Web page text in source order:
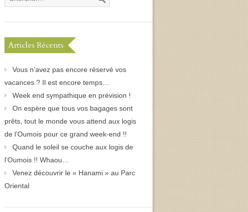
Articles Récents
Vous n’avez pas encore réservé vos
vacances ? Il est encore temps…
Week end sympathique en prévision !
On espère que tous vos bagages sont
prêts, tout le monde vous attend aux logis
de l’Oumois pour ce grand week-end !!
Quand le soleil se couche aux logis de
l’Oumois !! Whaou…
Venez découvrir le « Hanami » au Parc
Oriental